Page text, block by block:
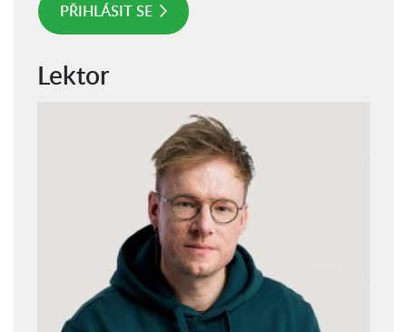
PŘIHLÁSIT SE
Lektor